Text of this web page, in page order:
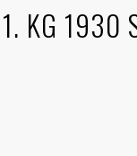
1. KG 1930